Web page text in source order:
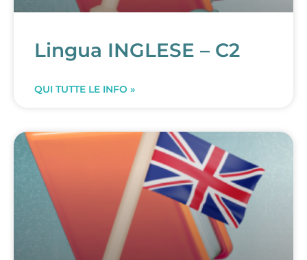
Lingua INGLESE – C2
QUI TUTTE LE INFO »